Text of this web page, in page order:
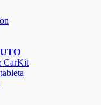
CarKit